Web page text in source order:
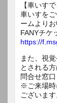
【車いす
車いすを
ームよりお
FANYチケ
https://
また、視
とされる
問合せ窓
※ご来場時
ございます